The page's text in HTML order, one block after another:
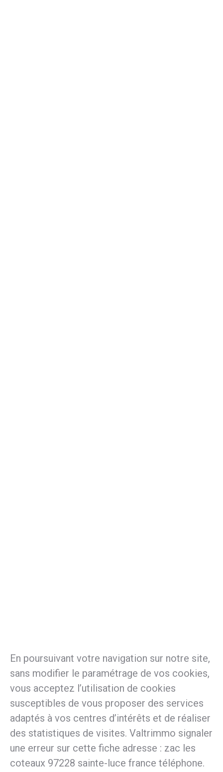
En poursuivant votre navigation sur notre site,
sans modifier le paramétrage de vos cookies,
vous acceptez l’utilisation de cookies
susceptibles de vous proposer des services
adaptés à vos centres d’intérêts et de réaliser
des statistiques de visites. Valtrimmo signaler
une erreur sur cette fiche adresse : zac les
coteaux 97228 sainte-luce france téléphone.